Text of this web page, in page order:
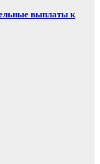
выплаты к